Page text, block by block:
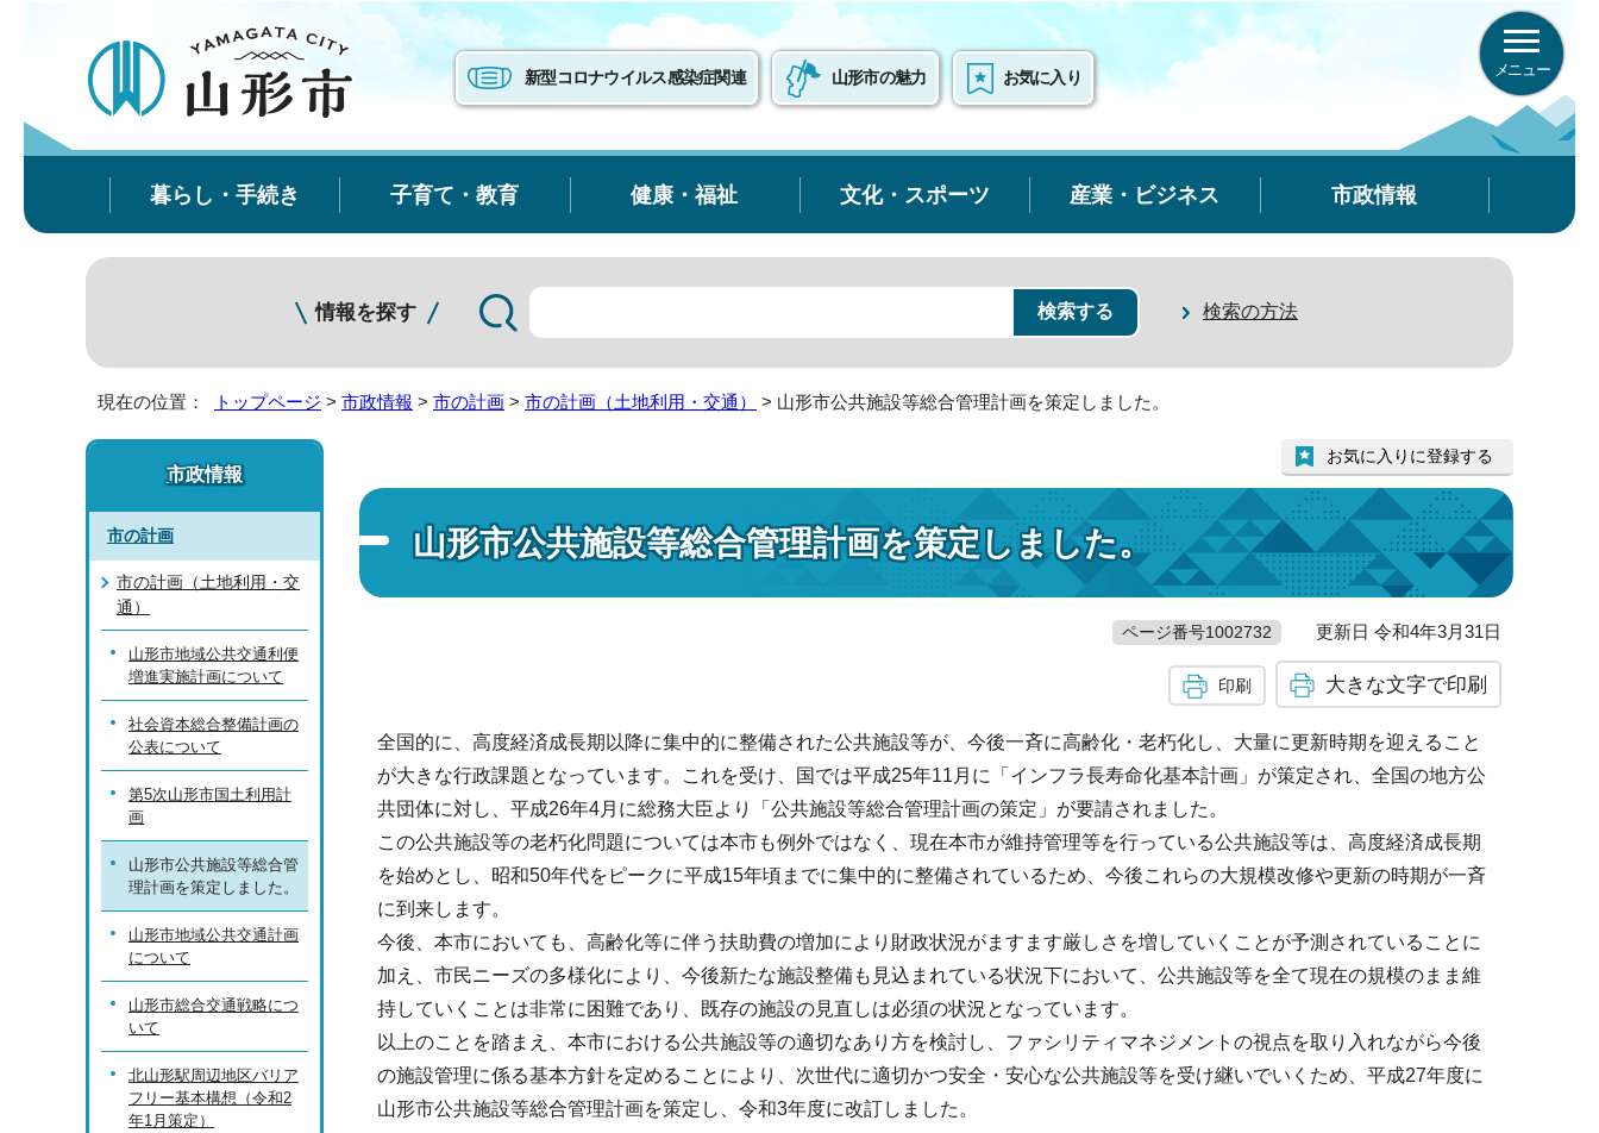
新型コロナウイルス感染症関連 山形市の魅力 お気に入り メニュー
暮らし・手続き 子育て・教育 健康・福祉 文化・スポーツ 産業・ビジネス 市政情報
情報を探す 検索の方法
現在の位置： トップページ > 市政情報 > 市の計画 > 市の計画（土地利用・交通） > 山形市公共施設等総合管理計画を策定しました。
山形市公共施設等総合管理計画を策定しました。
お気に入りに登録する
ページ番号1002732 更新日 令和4年3月31日
印刷 大きな文字で印刷
全国的に、高度経済成長期以降に集中的に整備された公共施設等が、今後一斉に高齢化・老朽化し、大量に更新時期を迎えること
が大きな行政課題となっています。これを受け、国では平成25年11月に「インフラ長寿命化基本計画」が策定され、全国の地方公
共団体に対し、平成26年4月に総務大臣より「公共施設等総合管理計画の策定」が要請されました。
この公共施設等の老朽化問題については本市も例外ではなく、現在本市が維持管理等を行っている公共施設等は、高度経済成長期
を始めとし、昭和50年代をピークに平成15年頃までに集中的に整備されているため、今後これらの大規模改修や更新の時期が一斉
に到来します。
今後、本市においても、高齢化等に伴う扶助費の増加により財政状況がますます厳しさを増していくことが予測されていることに
加え、市民ニーズの多様化により、今後新たな施設整備も見込まれている状況下において、公共施設等を全て現在の規模のまま維
持していくことは非常に困難であり、既存の施設の見直しは必須の状況となっています。
以上のことを踏まえ、本市における公共施設等の適切なあり方を検討し、ファシリティマネジメントの視点を取り入れながら今後
の施設管理に係る基本方針を定めることにより、次世代に適切かつ安全・安心な公共施設等を受け継いでいくため、平成27年度に
山形市公共施設等総合管理計画を策定し、令和3年度に改訂しました。
市政情報
市の計画
市の計画（土地利用・交
通）
山形市地域公共交通利便
増進実施計画について
社会資本総合整備計画の
公表について
第5次山形市国土利用計
画
山形市公共施設等総合管
理計画を策定しました。
山形市地域公共交通計画
について
山形市総合交通戦略につ
いて
北山形駅周辺地区バリア
フリー基本構想（令和2
年1月策定）